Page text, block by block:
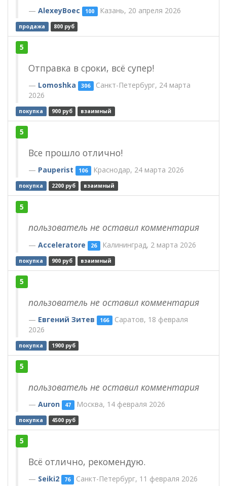
AlexeyBoec 100 Казань, 20 апреля 2026
продажа 800 руб
5
Отправка в сроки, всё супер!
Lomoshka 306 Санкт-Петербург, 24 марта
2026
покупка 900 руб взаимный
5
Все прошло отлично!
Pauperist 106 Краснодар, 24 марта 2026
покупка 2200 руб взаимный
5
пользователь не оставил комментария
Acceleratore 26 Калининград, 2 марта 2026
покупка 900 руб взаимный
5
пользователь не оставил комментария
Евгений Зитев 166 Саратов, 18 февраля
2026
покупка 1900 руб
5
пользователь не оставил комментария
Auron 47 Москва, 14 февраля 2026
покупка 4500 руб
5
Всё отлично, рекомендую.
Seiki2 76 Санкт-Петербург, 11 февраля 2026